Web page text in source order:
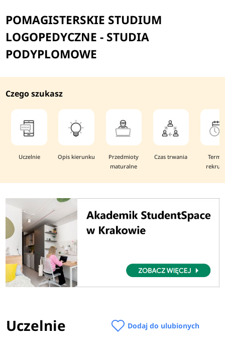
POMAGISTERSKIE STUDIUM
LOGOPEDYCZNE - STUDIA
PODYPLOMOWE
Czego szukasz
Uczelnie Opis kierunku
Przedmioty
maturalne
Czas trwania
Uczelnie Dodaj do ulubionych